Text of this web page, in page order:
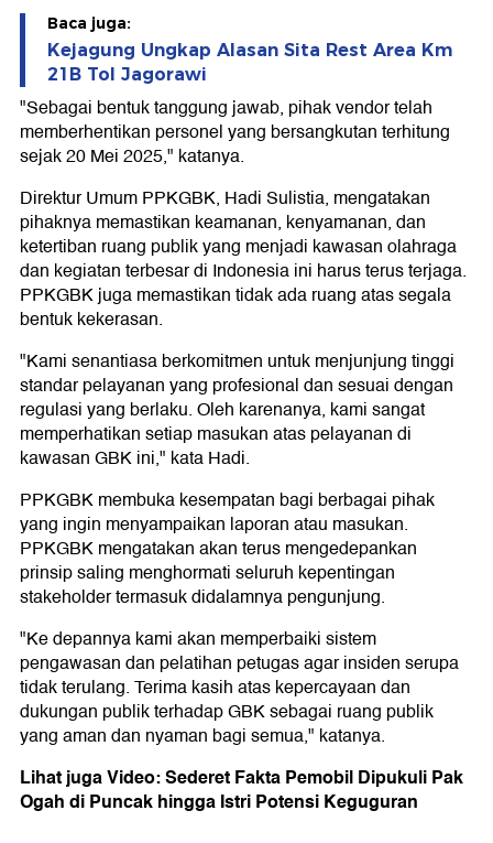
Baca juga:
Kejagung Ungkap Alasan Sita Rest Area Km
21B Tol Jagorawi
"Sebagai bentuk tanggung jawab, pihak vendor telah
memberhentikan personel yang bersangkutan terhitung
sejak 20 Mei 2025," katanya.
Direktur Umum PPKGBK, Hadi Sulistia, mengatakan
pihaknya memastikan keamanan, kenyamanan, dan
ketertiban ruang publik yang menjadi kawasan olahraga
dan kegiatan terbesar di Indonesia ini harus terus terjaga.
PPKGBK juga memastikan tidak ada ruang atas segala
bentuk kekerasan.
"Kami senantiasa berkomitmen untuk menjunjung tinggi
standar pelayanan yang profesional dan sesuai dengan
regulasi yang berlaku. Oleh karenanya, kami sangat
memperhatikan setiap masukan atas pelayanan di
kawasan GBK ini," kata Hadi.
PPKGBK membuka kesempatan bagi berbagai pihak
yang ingin menyampaikan laporan atau masukan.
PPKGBK mengatakan akan terus mengedepankan
prinsip saling menghormati seluruh kepentingan
stakeholder termasuk didalamnya pengunjung.
"Ke depannya kami akan memperbaiki sistem
pengawasan dan pelatihan petugas agar insiden serupa
tidak terulang. Terima kasih atas kepercayaan dan
dukungan publik terhadap GBK sebagai ruang publik
yang aman dan nyaman bagi semua," katanya.
Lihat juga Video: Sederet Fakta Pemobil Dipukuli Pak
Ogah di Puncak hingga Istri Potensi Keguguran